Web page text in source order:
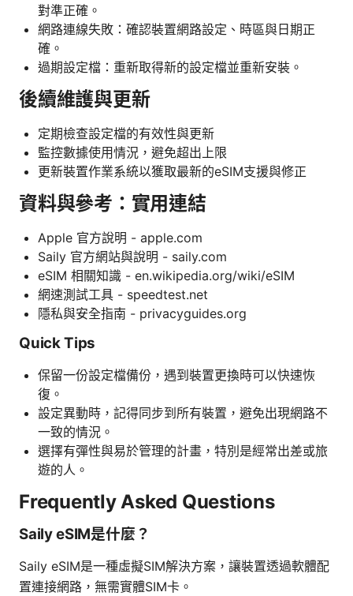
對準正確。
網路連線失敗：確認裝置網路設定、時區與日期正
確。
過期設定檔：重新取得新的設定檔並重新安裝。
後續維護與更新
定期檢查設定檔的有效性與更新
監控數據使用情況，避免超出上限
更新裝置作業系統以獲取最新的eSIM支援與修正
資料與參考：實用連結
Apple 官方說明 - apple.com
Saily 官方網站與說明 - saily.com
eSIM 相關知識 - en.wikipedia.org/wiki/eSIM
網速測試工具 - speedtest.net
隱私與安全指南 - privacyguides.org
Quick Tips
保留一份設定檔備份，遇到裝置更換時可以快速恢
復。
設定異動時，記得同步到所有裝置，避免出現網路不
一致的情況。
選擇有彈性與易於管理的計畫，特別是經常出差或旅
遊的人。
Frequently Asked Questions
Saily eSIM是什麼？
Saily eSIM是一種虛擬SIM解決方案，讓裝置透過軟體配
置連接網路，無需實體SIM卡。